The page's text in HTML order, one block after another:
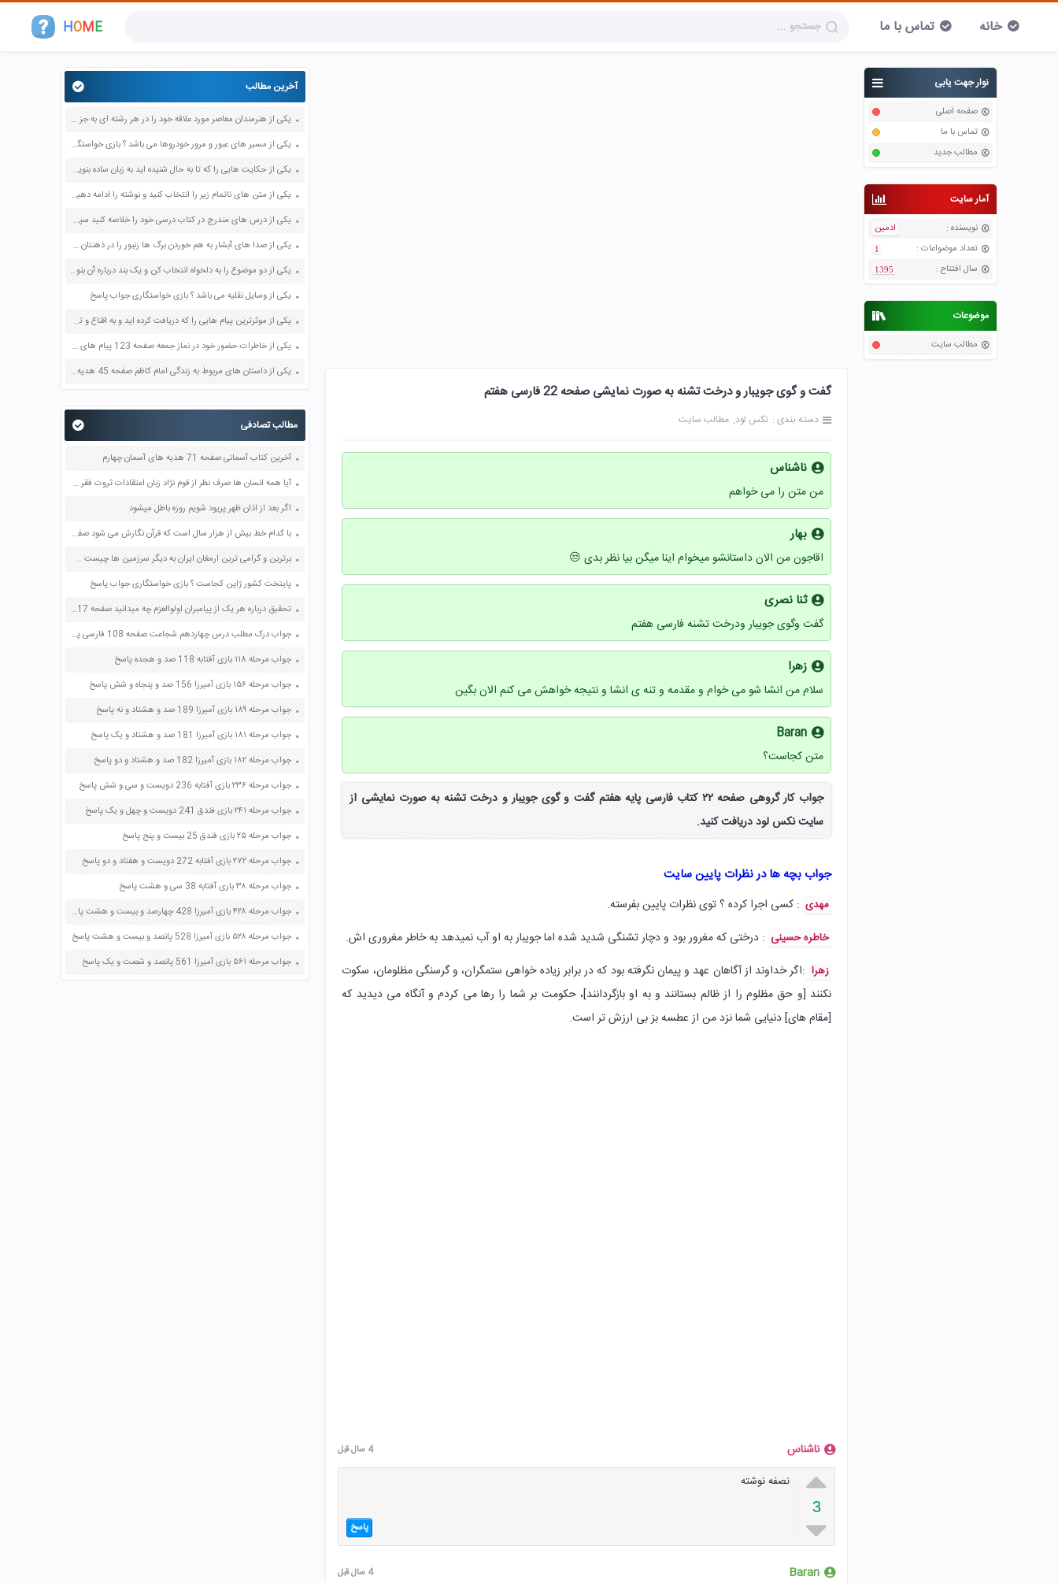
HOME خانه تماس با ما
نوار جهت یابی
صفحه اصلی
تماس با ما
مطالب جدید
آمار سایت
نویسنده :
ادمین
تعداد موضواعات :
1
سال افتتاح :
1395
موضوعات
مطالب سایت
گفت و گوی جویبار و درخت تشنه به صورت نمایشی صفحه 22 فارسی هفتم
دسته بندی : نکس لود مطالب سایت
ناشناس
من متن را می خواهم
بهار
اقاجون من الان داستانشو میخوام اینا میگن بیا نظر بدی 😒
ثنا نصری
گفت وگوی جویبار ودرخت تشنه فارسی هفتم
زهرا
سلام من انشا شو می خوام و مقدمه و تنه ی انشا و نتیجه خواهش می کنم الان بگین
Baran
متن کجاست؟
جواب کار گروهی صفحه ۲۲ کتاب فارسی پایه هفتم گفت و گوی جویبار و درخت تشنه به صورت نمایشی از
سایت نکس لود دریافت کنید.
جواب بچه ها در نظرات پایین سایت
مهدی : کسی اجرا کرده ؟ توی نظرات پایین بفرسته.
خاطره حسینی : درختی که مغرور بود و دچار تشنگی شدید شده اما جویبار به او آب نمیدهد به خاطر مغروری اش.
زهرا :‌اگر خداوند از آگاهان عهد و پیمان نگرفته بود که در برابر زیاده خواهی ستمگران، و گرسنگی مظلومان، سکوت
نکنند [و حق مظلوم را از ظالم بستانند و به او بازگردانند]، حکومت بر شما را رها می کردم و آنگاه می دیدید که
[مقام های] دنیایی شما نزد من از عطسه بز بی ارزش تر است.
ناشناس 4 سال قبل

3

نصفه نوشته
پاسخ
Baran 4 سال قبل
آخرین مطالب
یکی از هنرمندان معاصر مورد علاقه خود را در هر رشته ای به جز عکاسی صفحه 69 فرهنگ و هنر نهم
یکی از مسیر های عبور و مرور خودروها می باشد ؟ بازی خواستگاری جواب پاسخ
یکی از حکایت هایی را که تا به حال شنیده اید به زبان ساده بنویسید صفحه 97 نگارش ششم دبستان
یکی از متن های ناتمام زیر را انتخاب کنید و نوشته را ادامه دهید صفحه 73 و 74 کتاب نگارش فارسی پنجم دبستان
یکی از درس های مندرج در کتاب درسی خود را خلاصه کنید سپس متن خلاصه شده را با بهره گیری از روش های دسته بندی نمودار جدول نقشه مفهومی نشان دهید صفحه 118 نگارش یازدهم
یکی از صدا های آبشار به هم خوردن برگ ها زنبور را در ذهنتان مجسم کنید و درباره آن یک بند بنویسید صفحه 11 نگارش پنجم
یکی از دو موضوع را به دلخواه انتخاب کن و یک بند درباره آن بنویس صفحه 35 کتاب نگارش فارسی سوم
یکی از وسایل نقلیه می باشد ؟ بازی خواستگاری جواب پاسخ
یکی از موثرترین پیام هایی را که دریافت کرده اید و به اقناع و تغییری جدی در شما منجر شده است برسی کنید و علت این تاثیر گذاری قابل توجه را بنویسید صفحه 52 تفکر و سواد رسانه ای دهم
یکی از خاطرات حضور خود در نماز جمعه صفحه 123 پیام های آسمان هفتم
یکی از داستان های مربوط به زندگی امام کاظم صفحه 45 هدیه های آسمان چهارم
مطالب تصادفی
آخرین کتاب آسمانی صفحه 71 هدیه های آسمان چهارم
آیا همه انسان ها صرف نظر از قوم نژاد زبان اعتقادات ثروت فقر دارای حقوق طبیعی هستند صفحه 2 مطالعات اجتماعی هفتم
اگر بعد از اذان ظهر پریود شویم روزه باطل میشود
با کدام خط بیش از هزار سال است که قرآن نگارش می شود صفحه 59 فرهنگ و هنر هفتم
برترین و گرامی ترین ارمغان ایران به دیگر سرزمین ها چیست صفحه 33 فارسی هشتم
پایتخت کشور ژاپن کجاست ؟ بازی خواستگاری جواب پاسخ
تحقیق درباره هر یک از پیامبران اولوالعزم چه میدانید صفحه 17 هدیه های آسمان ششم
جواب درک مطلب درس چهاردهم شجاعت صفحه 108 فارسی پنجم
جواب مرحله ۱۱۸ بازی آفتابه 118 صد و هجده پاسخ
جواب مرحله ۱۵۶ بازی آمیرزا 156 صد و پنجاه و شش پاسخ
جواب مرحله ۱۸۹ بازی آمیرزا 189 صد و هشتاد و نه پاسخ
جواب مرحله ۱۸۱ بازی آمیرزا 181 صد و هشتاد و یک پاسخ
جواب مرحله ۱۸۲ بازی آمیرزا 182 صد و هشتاد و دو پاسخ
جواب مرحله ۲۳۶ بازی آفتابه 236 دویست و سی و شش پاسخ
جواب مرحله ۲۴۱ بازی فندق 241 دویست و چهل و یک پاسخ
جواب مرحله ۲۵ بازی فندق 25 بیست و پنج پاسخ
جواب مرحله ۲۷۲ بازی آفتابه 272 دویست و هفتاد و دو پاسخ
جواب مرحله ۳۸ بازی آفتابه 38 سی و هشت پاسخ
جواب مرحله ۴۲۸ بازی آمیرزا 428 چهارصد و بیست و هشت پاسخ
جواب مرحله ۵۲۸ بازی آمیرزا 528 پانصد و بیست و هشت پاسخ
جواب مرحله ۵۶۱ بازی آمیرزا 561 پانصد و شصت و یک پاسخ